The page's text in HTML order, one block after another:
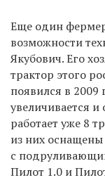
Еще один
возможности
Якубович. Его
трактор этого
появился в 2009
увеличивается и
работает уже 8
из них
с
Пилот 1.0 и